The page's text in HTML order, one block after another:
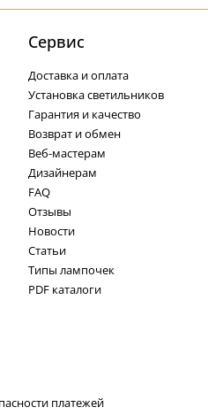
Cервис
Доставка и оплата
Установка светильников
Гарантия и качество
Возврат и обмен
Веб-мастерам
Дизайнерам
FAQ
Отзывы
Новости
Статьи
Типы лампочек
PDF каталоги
платежей